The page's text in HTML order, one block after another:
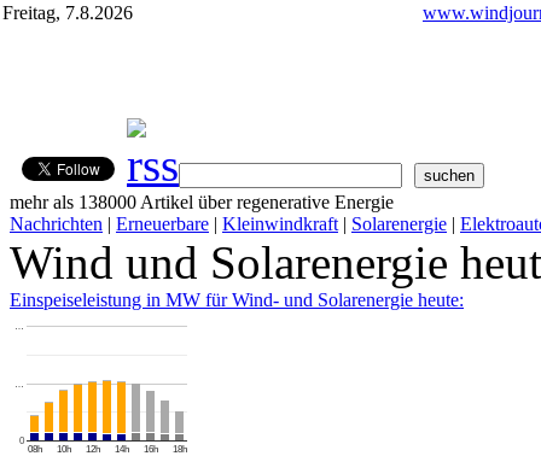
Freitag, 7.8.2026
mehr als 138000 Artikel über regenerative Energie
Nachrichten | Erneuerbare | Kleinwindkraft | Solarenergie |
Wind und Solarenergie
Einspeiseleistung in MW für Wind- und Solarenergie heute:
08h 10h 12h 14h 16h 18h
0
…
…